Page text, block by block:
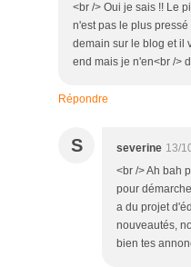
<br /> Oui je sais !! Le
n'est pas le plus
demain sur le blog et il
end mais je n'en<br />
Répondre
S severine 13/
<br /> Ah bah
pour
a du projet
nouveautés,
bien tes